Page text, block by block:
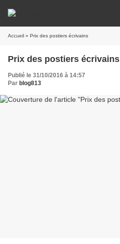
Accueil » Prix des postiers écrivains
Prix des postiers écrivains
Publié le 31/10/2016 à 14:57
Par blog813